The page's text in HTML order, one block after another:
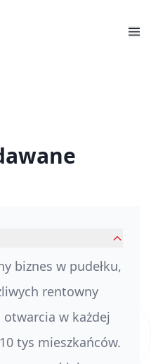
biznes w pudełku,
rentowny
w każdej
tys mieszkańców.